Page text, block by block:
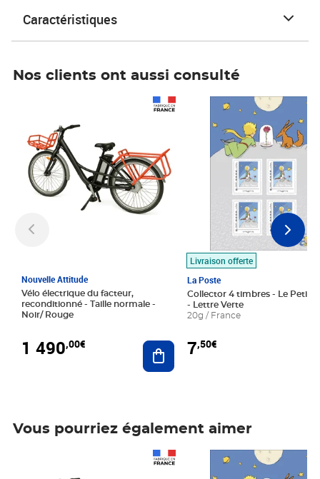
Caractéristiques
Nos clients ont aussi consulté
Nouvelle Attitude
Vélo électrique du facteur,
reconditionné - Taille normale -
Noir/ Rouge
1 490,00€ Ajouter au panier
Livraison offerte
La Poste
Collector 4 timbres - Le Petit
- Lettre Verte
20g / France
7,50€
Prix 7,50€
Vous pourriez également aimer
Prix 7,50€